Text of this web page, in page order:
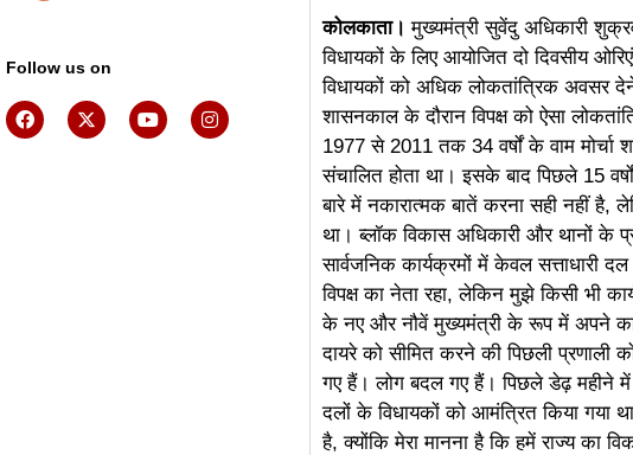
Follow us on
कोलकाता। मुख्यमंत्री सुवेंदु अधिकारी
विधायकों के लिए आयोजित दो दिवसीय
विधायकों को अधिक लोकतांत्रिक अवसर
शासनकाल के दौरान विपक्ष को ऐसा
1977 से 2011 तक 34 वर्षों के वाम मोर्चा
संचालित होता था। इसके बाद पिछले 15
बारे में नकारात्मक बातें करना सही नहीं है,
था। ब्लॉक विकास अधिकारी और थानों के
सार्वजनिक कार्यक्रमों में केवल सत्ताधारी
विपक्ष का नेता रहा, लेकिन मुझे किसी भी
के नए और नौवें मुख्यमंत्री के रूप में अपने
दायरे को सीमित करने की पिछली
गए हैं। लोग बदल गए हैं। पिछले डेढ़ महीने में
दलों के विधायकों को आमंत्रित किया गया
है, क्योंकि मेरा मानना ​​है कि हमें राज्य का